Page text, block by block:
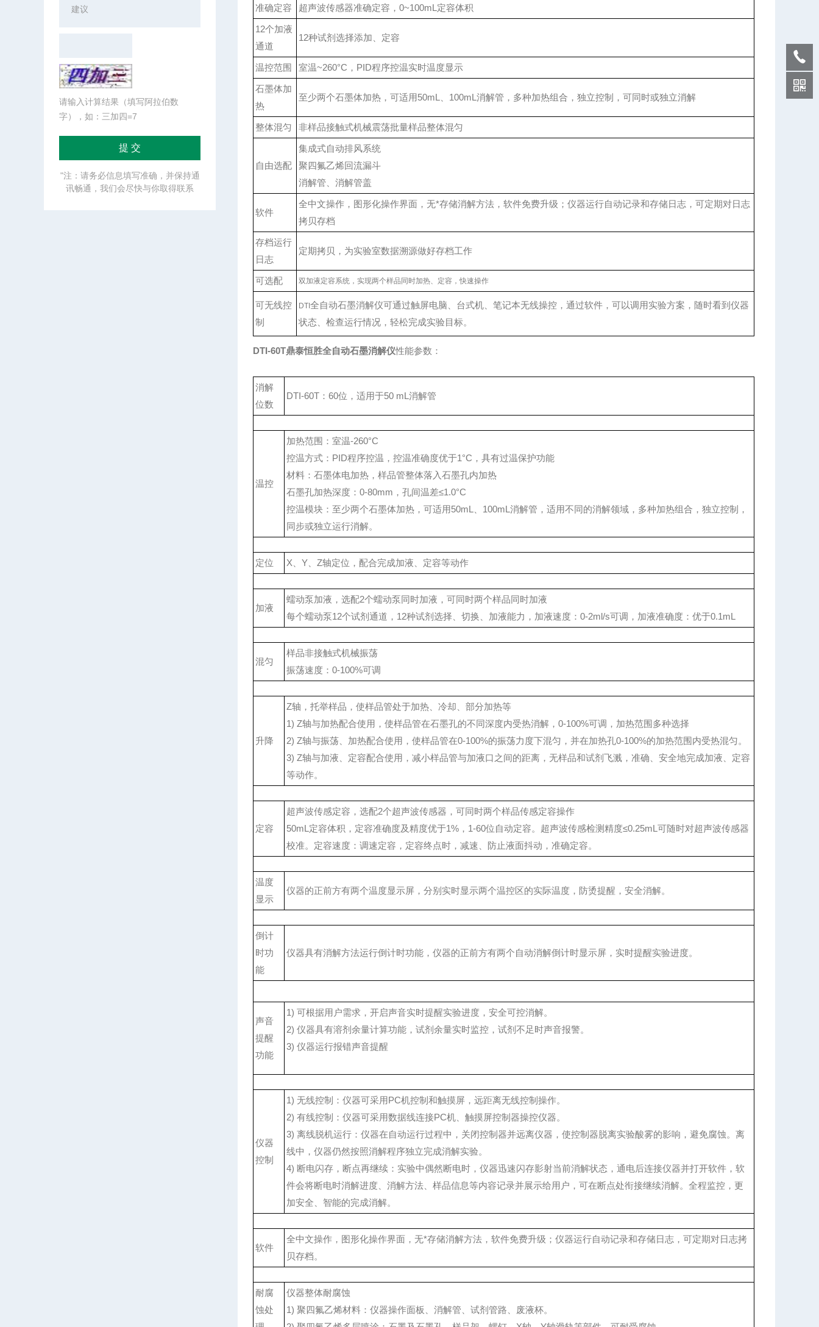
准确定容 超声波传感器准确定容， 0~100mL定容体积
12个加液
通道
12种试剂选择添加、定容
温控范围 室温~260°C，PID程序控温实时温度显示
石墨体加
热
至少两个石墨体加热，可适用50mL、100mL消解管，多种加热组合，独立控制，可同时或独立消解
整体混匀 非样品接触式机械震荡批量样品整体混匀
自由选配
集成式自动排风系统
聚四氟乙烯回流漏斗
消解管、消解管盖
软件
全中文操作，图形化操作界面，无*存储消解方法，软件免费升级；仪器运行自动记录和存储日志，可定期对日志
拷贝存档
存档运行
日志
定期拷贝，为实验室数据溯源做好存档工作
可选配 双加液定容系统，实现两个样品同时加热、定容，快速操作
可无线控
制
DTI 全自动石墨消解仪可通过触屏电脑、台式机、笔记本无线操控，通过软件，可以调用实验方案，随时看到仪器
状态、检查运行情况，轻松完成实验目标。
DTI-60T鼎泰恒胜全自动石墨消解仪性能参数：
消解
位数
DTI-60T：60位，适用于50 mL消解管
温控
加热范围：室温-260°C
控温方式：PID程序控温，控温准确度优于1°C，具有过温保护功能
材料：石墨体电加热，样品管整体落入石墨孔内加热
石墨孔加热深度：0-80mm，孔间温差≤1.0°C
控温模块：至少两个石墨体加热，可适用50mL、100mL消解管，适用不同的消解领域，多种加热组合，独立控制，
同步或独立运行消解。
定位 X、Y、Z轴定位，配合完成加液、定容等动作
加液
蠕动泵加液，选配2个蠕动泵同时加液，可同时两个样品同时加液
每个蠕动泵12个试剂通道，12种试剂选择、切换、加液能力，加液速度：0-2ml/s可调，加液准确度：优于0.1mL
混匀
样品非接触式机械振荡
振荡速度：0-100%可调
升降
Z轴，托举样品，使样品管处于加热、冷却、部分加热等
1) Z轴与加热配合使用，使样品管在石墨孔的不同深度内受热消解，0-100%可调，加热范围多种选择
2) Z轴与振荡、加热配合使用，使样品管在0-100%的振荡力度下混匀，并在加热孔0-100%的加热范围内受热混匀。
3) Z轴与加液、定容配合使用，减小样品管与加液口之间的距离，无样品和试剂飞溅，准确、安全地完成加液、定容
等动作。
定容
超声波传感定容，选配2个超声波传感器，可同时两个样品传感定容操作
50mL定容体积，定容准确度及精度优于1%，1-60位自动定容。超声波传感检测精度≤0.25mL可随时对超声波传感器
校准。定容速度：调速定容，定容终点时，减速、防止液面抖动，准确定容。
温度
显示
仪器的正前方有两个温度显示屏，分别实时显示两个温控区的实际温度，防烫提醒，安全消解。
倒计
时功
能
仪器具有消解方法运行倒计时功能，仪器的正前方有两个自动消解倒计时显示屏，实时提醒实验进度。
声音
提醒
功能
1) 可根据用户需求，开启声音实时提醒实验进度，安全可控消解。
2) 仪器具有溶剂余量计算功能，试剂余量实时监控，试剂不足时声音报警。
3) 仪器运行报错声音提醒
仪器
控制
1) 无线控制：仪器可采用PC机控制和触摸屏，远距离无线控制操作。
2) 有线控制：仪器可采用数据线连接PC机、触摸屏控制器操控仪器。
3) 离线脱机运行：仪器在自动运行过程中，关闭控制器并远离仪器，使控制器脱离实验酸雾的影响，避免腐蚀。离
线中，仪器仍然按照消解程序独立完成消解实验。
4) 断电闪存，断点再继续：实验中偶然断电时，仪器迅速闪存影射当前消解状态，通电后连接仪器并打开软件，软
件会将断电时消解进度、消解方法、样品信息等内容记录并展示给用户，可在断点处衔接继续消解。全程监控，更
加安全、智能的完成消解。
软件
全中文操作，图形化操作界面，无*存储消解方法，软件免费升级；仪器运行自动记录和存储日志，可定期对日志拷
贝存档。
耐腐
蚀处
仪器整体耐腐蚀
1) 聚四氟乙烯材料：仪器操作面板、消解管、试剂管路、废液杯。
请输入计算结果（填写阿拉伯数
字），如：三加四=7
"注：请务必信息填写准确，并保持通
讯畅通，我们会尽快与你取得联系